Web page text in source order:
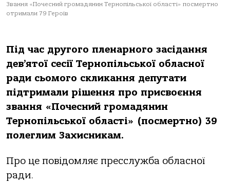
Звання «Почесний громадянин Тернопільської області» посмертно
отримали 79 Героїв
Під час другого пленарного засідання
дев’ятої сесії Тернопільської обласної
ради сьомого скликання депутати
підтримали рішення про присвоєння
звання «Почесний громадянин
Тернопільської області» (посмертно) 39
полеглим Захисникам.
Про це повідомляє пресслужба обласної
ради.